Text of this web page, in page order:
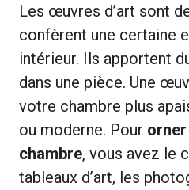
Les œuvres d’art sont
confèrent une certaine
intérieur. Ils apportent
dans une pièce. Une
votre chambre plus
ou moderne. Pour
chambre, vous avez le
tableaux d’art, les